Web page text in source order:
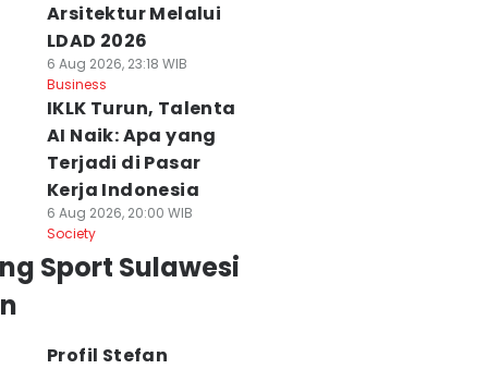
Arsitektur Melalui
LDAD 2026
6 Aug 2026, 23:18 WIB
Business
IKLK Turun, Talenta
AI Naik: Apa yang
Terjadi di Pasar
Kerja Indonesia
6 Aug 2026, 20:00 WIB
Society
Sport Sulawesi
Profil Stefan